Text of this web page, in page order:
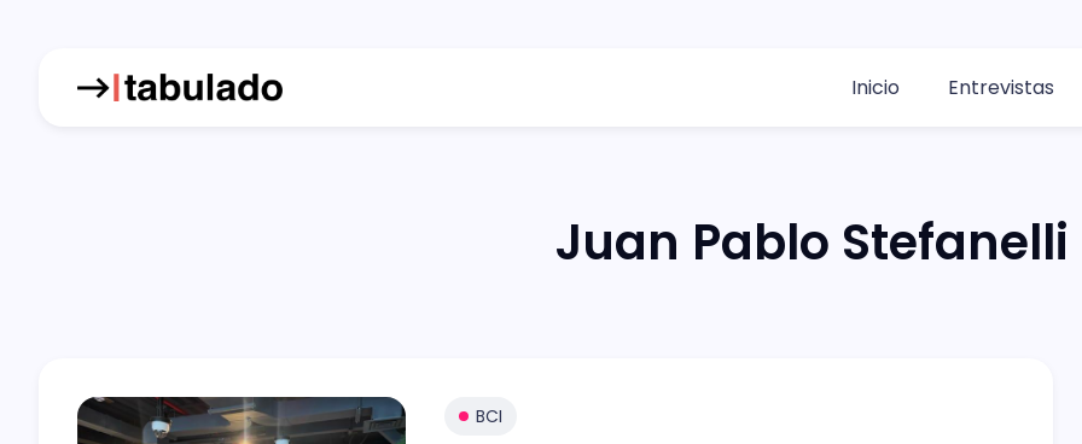
Inicio Entrevistas
Juan Pablo Stefanelli
BCI